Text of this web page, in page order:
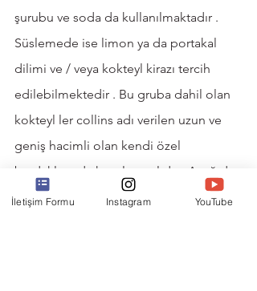
şurubu ve soda da kullanılmaktadır .
Süslemede ise limon ya da portakal
dilimi ve / veya kokteyl kirazı tercih
edilebilmektedir . Bu gruba dahil olan
kokteyl ler collins adı verilen uzun ve
geniş hacimli olan kendi özel
bardaklarında hazırlanmalıdır . Aşağıda
verilen örnek reçetelerde de
İletişim Formu Instagram YouTube